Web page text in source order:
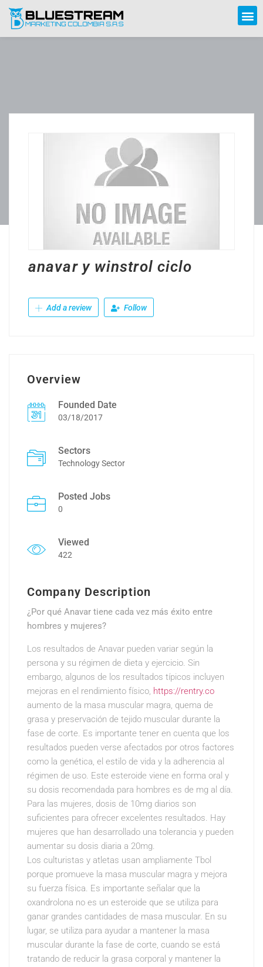
anavar y winstrol ciclo
Add a review Follow
Overview
Founded Date
03/18/2017
Sectors
Technology Sector
Posted Jobs
0
Viewed
422
Company Description
¿Por qué Anavar tiene cada vez más éxito entre
hombres y mujeres?
Los resultados de Anavar pueden variar según la
persona y su régimen de dieta y ejercicio. Sin
embargo, algunos de los resultados típicos incluyen
mejoras en el rendimiento físico, https://rentry.co
aumento de la masa muscular magra, quema de
grasa y preservación de tejido muscular durante la
fase de corte. Es importante tener en cuenta que los
resultados pueden verse afectados por otros factores
como la genética, el estilo de vida y la adherencia al
régimen de uso. Este esteroide viene en forma oral y
su dosis recomendada para hombres es de mg al día.
Para las mujeres, dosis de 10mg diarios son
suficientes para ofrecer excelentes resultados. Hay
mujeres que han desarrollado una tolerancia y pueden
aumentar su dosis diaria a 20mg.
Los culturistas y atletas usan ampliamente Tbol
porque promueve la masa muscular magra y mejora
su fuerza física. Es importante señalar que la
oxandrolona no es un esteroide que se utiliza para
ganar grandes cantidades de masa muscular. En su
lugar, se utiliza para ayudar a mantener la masa
muscular durante la fase de corte, cuando se está
tratando de reducir la grasa corporal y mantener la